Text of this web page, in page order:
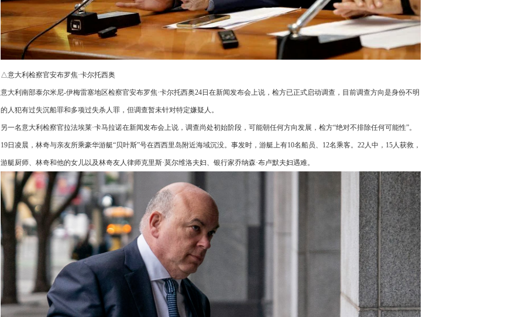
△意大利检察官安布罗焦·卡尔托西奥
意大利南部泰尔米尼-伊梅雷塞地区检察官安布罗焦·卡尔托西奥24日在新闻发布会上说，检方已正式启动调查，目前调查方向是身份不明
的人犯有过失沉船罪和多项过失杀人罪，但调查暂未针对特定嫌疑人。
另一名意大利检察官拉法埃莱·卡马拉诺在新闻发布会上说，调查尚处初始阶段，可能朝任何方向发展，检方“绝对不排除任何可能性”。
19日凌晨，林奇与亲友所乘豪华游艇“贝叶斯”号在西西里岛附近海域沉没。事发时，游艇上有10名船员、12名乘客。22人中，15人获救，
游艇厨师、林奇和他的女儿以及林奇友人律师克里斯·莫尔维洛夫妇、银行家乔纳森·布卢默夫妇遇难。